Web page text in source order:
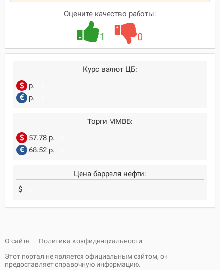
Оцените качество работы:
1 0
Курс валют ЦБ:
р.
р.
Торги ММВБ:
57.78 р.
68.52 р.
Цена барреля нефти:
$
О сайте
Политика конфиденциальности
Этот портал не является официальным сайтом, он
предоставляет справочную информацию.